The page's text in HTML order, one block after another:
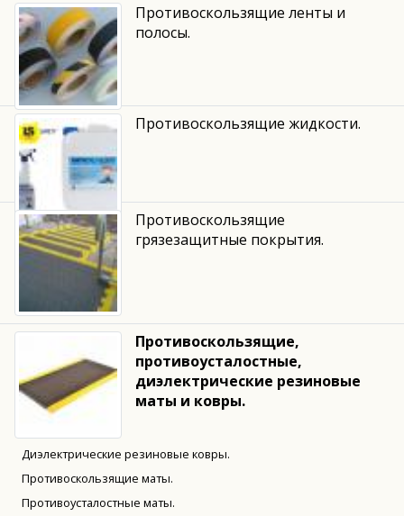
Противоскользящие ленты и
полосы.
Противоскользящие жидкости.
Противоскользящие
грязезащитные покрытия.
Противоскользящие,
противоусталостные,
диэлектрические резиновые
маты и ковры.
Диэлектрические резиновые ковры.
Противоскользящие маты.
Противоусталостные маты.